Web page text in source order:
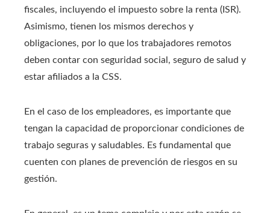
fiscales, incluyendo el impuesto sobre la renta (ISR).
Asimismo, tienen los mismos derechos y
obligaciones, por lo que los trabajadores remotos
deben contar con seguridad social, seguro de salud y
estar afiliados a la CSS.
En el caso de los empleadores, es importante que
tengan la capacidad de proporcionar condiciones de
trabajo seguras y saludables. Es fundamental que
cuenten con planes de prevención de riesgos en su
gestión.